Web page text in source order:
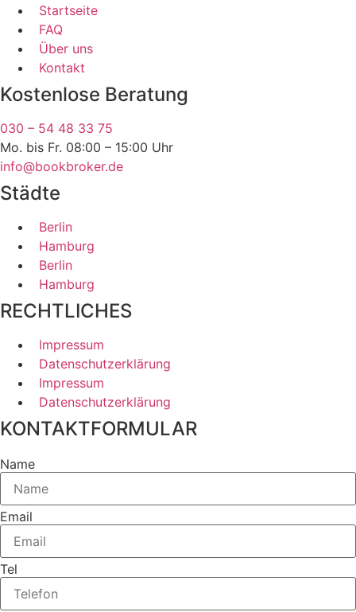
Startseite
FAQ
Über uns
Kontakt
Kostenlose Beratung
030 – 54 48 33 75
Mo. bis Fr. 08:00 – 15:00 Uhr
info@bookbroker.de
Städte
Berlin
Hamburg
Berlin
Hamburg
RECHTLICHES
Impressum
Datenschutzerklärung
Impressum
Datenschutzerklärung
KONTAKTFORMULAR
Name
Email
Tel